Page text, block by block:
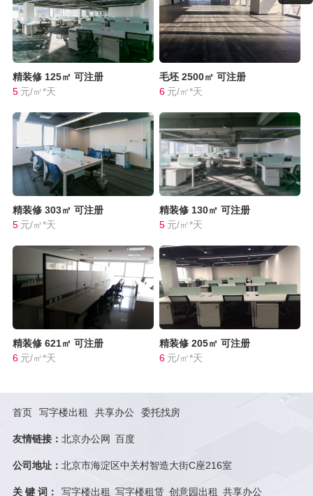
精装修 125㎡ 可注册
5 元/㎡*天
毛坯 2500㎡ 可注册
6 元/㎡*天
精装修 303㎡ 可注册
5 元/㎡*天
精装修 130㎡ 可注册
5 元/㎡*天
精装修 621㎡ 可注册
6 元/㎡*天
精装修 205㎡ 可注册
6 元/㎡*天
首页 写字楼出租 共享办公 委托找房
友情链接： 北京办公网 百度
公司地址： 北京市海淀区中关村智造大街C座216室
关 键 词： 写字楼出租 写字楼租赁 创意园出租 共享办公